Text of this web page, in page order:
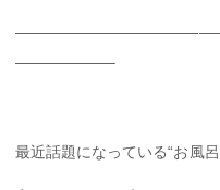
——————–
最近話題になっている“お風呂